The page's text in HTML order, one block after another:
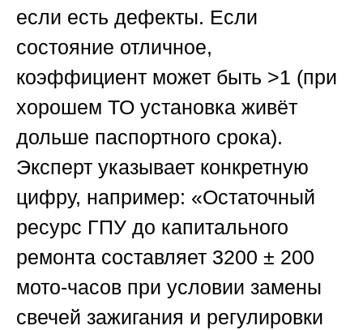
если есть дефекты. Если
состояние отличное,
коэффициент может быть >1 (при
хорошем ТО установка живёт
дольше паспортного срока).
Эксперт указывает конкретную
цифру, например: «Остаточный
ресурс ГПУ до капитального
ремонта составляет 3200 ± 200
мото-часов при условии замены
свечей зажигания и регулировки